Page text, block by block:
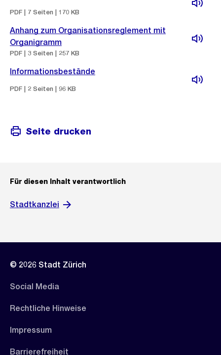
PDF | 7 Seiten | 170 KB
Anhang zum Organisationsreglement mit
Organigramm
PDF | 3 Seiten | 257 KB
Informationsbestände
PDF | 2 Seiten | 96 KB
Seite drucken
Für diesen Inhalt verantwortlich
Stadtkanzlei
© 2026 Stadt Zürich
Social Media
Rechtliche Hinweise
Impressum
Barrierefreiheit